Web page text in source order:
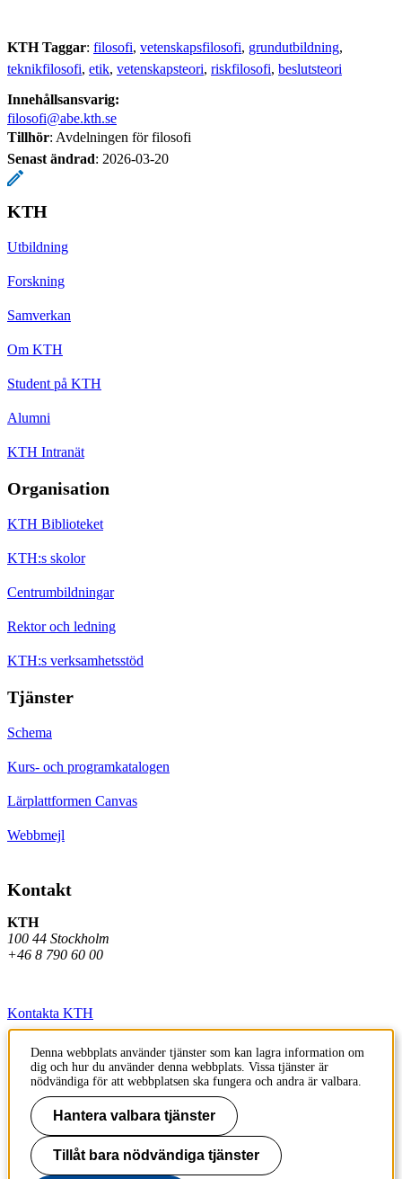
KTH Taggar: filosofi vetenskapsfilosofi grundutbildning
teknikfilosofi etik vetenskapsteori riskfilosofi beslutsteori
Innehållsansvarig:
filosofi@abe.kth.se
Tillhör: Avdelningen för filosofi
Senast ändrad: 2026-03-20
KTH
Utbildning
Forskning
Samverkan
Om KTH
Student på KTH
Alumni
KTH Intranät
Organisation
KTH Biblioteket
KTH:s skolor
Centrumbildningar
Rektor och ledning
KTH:s verksamhetsstöd
Tjänster
Schema
Kurs- och programkatalogen
Lärplattformen Canvas
Webbmejl
Kontakt
KTH
100 44 Stockholm
+46 8 790 60 00
Kontakta KTH
Jobba på KTH
Press och media
Faktura och betalning KTH
Om KTH:s webbplatser
Denna webbplats använder tjänster som kan lagra information om
dig och hur du använder denna webbplats. Vissa tjänster är
nödvändiga för att webbplatsen ska fungera och andra är valbara.
Hantera valbara tjänster
Tillåt bara nödvändiga tjänster